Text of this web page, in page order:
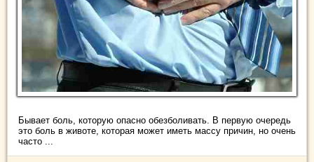
Бывает боль, которую опасно обезболивать. В первую очередь
это боль в животе, которая может иметь массу причин, но очень
часто ...